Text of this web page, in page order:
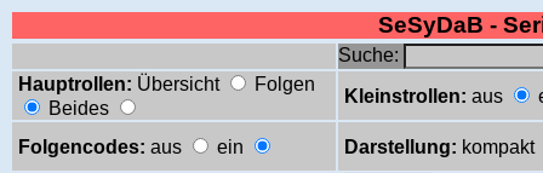
SeSyDaB -
Suche:
Hauptrollen: Übersicht
Folgen
Beides
Kleinstrollen: aus
Folgencodes: aus ein Darstellung: kompakt